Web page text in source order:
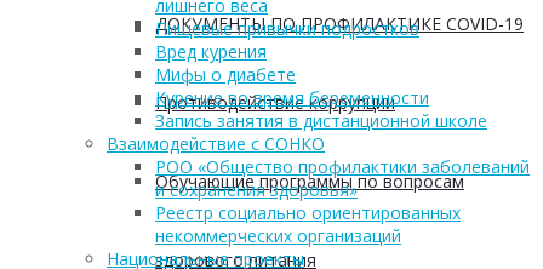
ДОКУМЕНТЫ ПО ПРОФИЛАКТИКЕ COVID-19
Противодействие коррупции
Обучающие программы по вопросам
здорового питания
лишнего веса
Пищевые привычки подростков
Вред курения
Мифы о диабете
Курение во время беременности
Запись занятия в дистанционной школе
Взаимодействие с СОНКО
РОО «Общество профилактики заболеваний
и сохранения здоровья»
Реестр социально ориентированных
некоммерческих организаций
Национальные проекты